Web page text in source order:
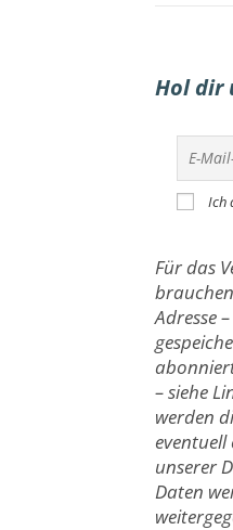
Hol dir
Ich
Für das
Adresse
– siehe
werden
eventuell
unserer
Daten